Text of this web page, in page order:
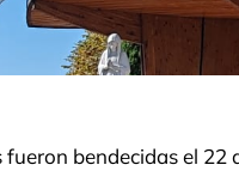
bendecidas el